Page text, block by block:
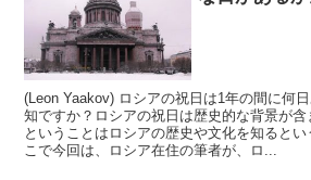
(Leon Yaakov) ロシアの祝日は1年の間に何
知ですか？ロシアの祝日は歴史的な背景が
ということはロシアの歴史や文化を知ると
こで今回は、ロシア在住の筆者が、ロ...